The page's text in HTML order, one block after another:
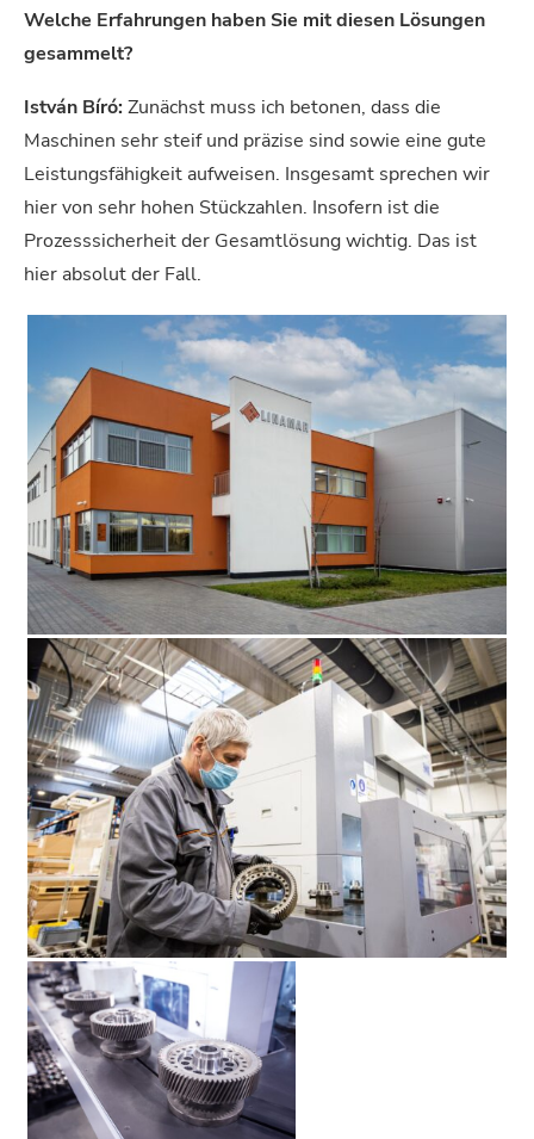
Welche Erfahrungen haben Sie mit diesen Lösungen
gesammelt?
István Bíró: Zunächst muss ich betonen, dass die
Maschinen sehr steif und präzise sind sowie eine gute
Leistungsfähigkeit aufweisen. Insgesamt sprechen wir
hier von sehr hohen Stückzahlen. Insofern ist die
Prozesssicherheit der Gesamtlösung wichtig. Das ist
hier absolut der Fall.